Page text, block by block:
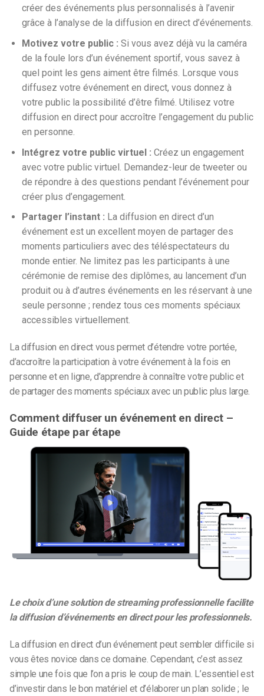
créer des événements plus personnalisés à l’avenir
grâce à l’analyse de la diffusion en direct d’événements.
Motivez votre public : Si vous avez déjà vu la caméra
de la foule lors d’un événement sportif, vous savez à
quel point les gens aiment être filmés. Lorsque vous
diffusez votre événement en direct, vous donnez à
votre public la possibilité d’être filmé. Utilisez votre
diffusion en direct pour accroître l’engagement du public
en personne.
Intégrez votre public virtuel : Créez un engagement
avec votre public virtuel. Demandez-leur de tweeter ou
de répondre à des questions pendant l’événement pour
créer plus d’engagement.
Partager l’instant : La diffusion en direct d’un
événement est un excellent moyen de partager des
moments particuliers avec des téléspectateurs du
monde entier. Ne limitez pas les participants à une
cérémonie de remise des diplômes, au lancement d’un
produit ou à d’autres événements en les réservant à une
seule personne ; rendez tous ces moments spéciaux
accessibles virtuellement.
La diffusion en direct vous permet d’étendre votre portée,
d’accroître la participation à votre événement à la fois en
personne et en ligne, d’apprendre à connaître votre public et
de partager des moments spéciaux avec un public plus large.
Comment diffuser un événement en direct –
Guide étape par étape
Le choix d’une solution de streaming professionnelle facilite
la diffusion d’événements en direct pour les professionnels.
La diffusion en direct d’un événement peut sembler difficile si
vous êtes novice dans ce domaine. Cependant, c’est assez
simple une fois que l’on a pris le coup de main. L’essentiel est
d’investir dans le bon matériel et d’élaborer un plan solide ; le